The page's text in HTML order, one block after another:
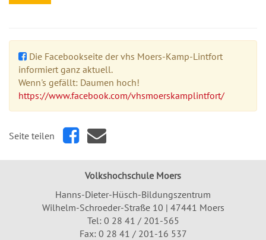
Die Facebookseite der vhs Moers-Kamp-Lintfort
informiert ganz aktuell.
Wenn's gefällt: Daumen hoch!
https://www.facebook.com/vhsmoerskamplintfort/
Seite teilen
Volkshochschule Moers
Hanns-Dieter-Hüsch-Bildungszentrum
Wilhelm-Schroeder-Straße 10 | 47441 Moers
Tel: 0 28 41 / 201-565
Fax: 0 28 41 / 201-16 537